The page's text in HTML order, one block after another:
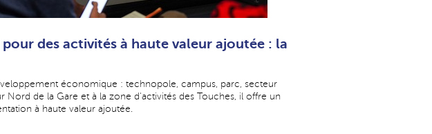
des activités à haute valeur ajoutée : la
économique : technopole, campus, parc, secteur
de la Gare et à la zone d'activités des Touches, il offre un
à haute valeur ajoutée.